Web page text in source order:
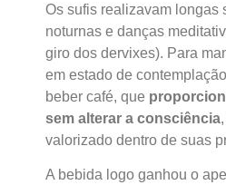
Os sufis realizavam longas
noturnas e danças
giro dos dervixes). Para
em estado de
beber café, que
sem alterar a consciência
valorizado dentro de suas
A bebida logo ganhou o